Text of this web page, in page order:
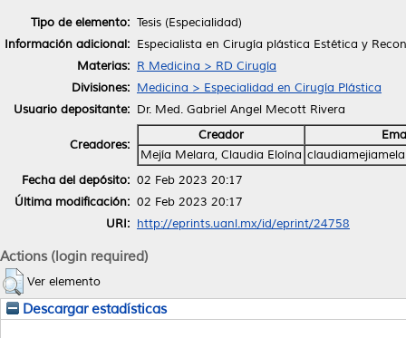
Tipo de elemento: Tesis (Especialidad)
Información adicional: Especialista en Cirugía plástica Estética y
Materias: R Medicina > RD Cirugía
Divisiones: Medicina > Especialidad en Cirugía Plástica
Usuario depositante: Dr. Med. Gabriel Angel Mecott Rivera
Creadores:
Creador
Mejía Melara, Claudia Eloína
Fecha del depósito: 02 Feb 2023 20:17
Última modificación: 02 Feb 2023 20:17
URI: http://eprints.uanl.mx/id/eprint/24758
Actions (login required)
Ver elemento
Descargar estadísticas